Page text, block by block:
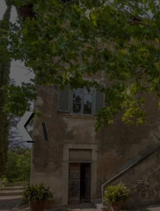
❮